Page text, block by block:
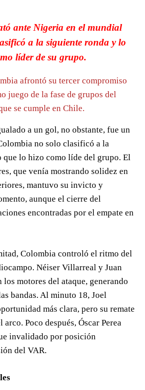
ante Nigeria en el mundial
a la siguiente ronda y lo
líder de su grupo.
afrontó su tercer compromiso
juego de la fase de grupos del
se cumple en Chile.
a un gol, no obstante, fue un
no solo clasificó a la
que lo hizo como líde del grupo. El
que venía mostrando solidez en
mantuvo su invicto y
aunque el cierre del
encontradas por el empate en
Colombia controló el ritmo del
Néiser Villarreal y Juan
motores del ataque, generando
bandas. Al minuto 18, Joel
más clara, pero su remate
Poco después, Óscar Perea
invalidado por posición
del VAR.